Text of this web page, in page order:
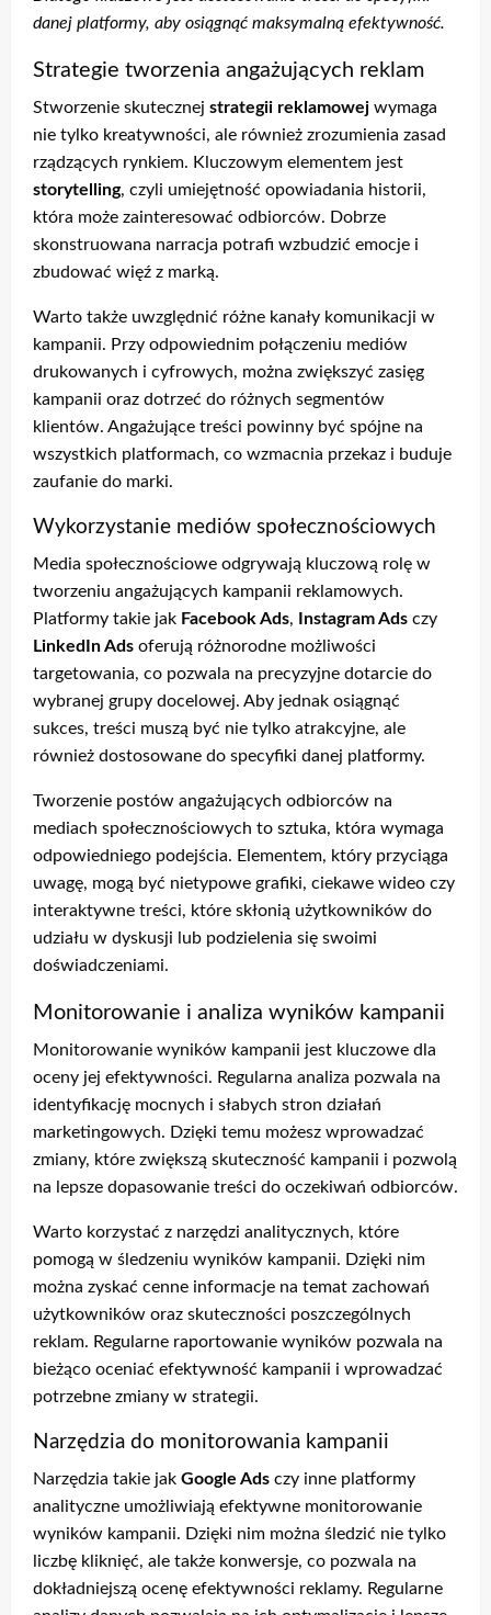
danej platformy, aby osiągnąć maksymalną efektywność.
Strategie tworzenia angażujących reklam
Stworzenie skutecznej strategii reklamowej wymaga
nie tylko kreatywności, ale również zrozumienia zasad
rządzących rynkiem. Kluczowym elementem jest
storytelling, czyli umiejętność opowiadania historii,
która może zainteresować odbiorców. Dobrze
skonstruowana narracja potrafi wzbudzić emocje i
zbudować więź z marką.
Warto także uwzględnić różne kanały komunikacji w
kampanii. Przy odpowiednim połączeniu mediów
drukowanych i cyfrowych, można zwiększyć zasięg
kampanii oraz dotrzeć do różnych segmentów
klientów. Angażujące treści powinny być spójne na
wszystkich platformach, co wzmacnia przekaz i buduje
zaufanie do marki.
Wykorzystanie mediów społecznościowych
Media społecznościowe odgrywają kluczową rolę w
tworzeniu angażujących kampanii reklamowych.
Platformy takie jak Facebook Ads, Instagram Ads czy
LinkedIn Ads oferują różnorodne możliwości
targetowania, co pozwala na precyzyjne dotarcie do
wybranej grupy docelowej. Aby jednak osiągnąć
sukces, treści muszą być nie tylko atrakcyjne, ale
również dostosowane do specyfiki danej platformy.
Tworzenie postów angażujących odbiorców na
mediach społecznościowych to sztuka, która wymaga
odpowiedniego podejścia. Elementem, który przyciąga
uwagę, mogą być nietypowe grafiki, ciekawe wideo czy
interaktywne treści, które skłonią użytkowników do
udziału w dyskusji lub podzielenia się swoimi
doświadczeniami.
Monitorowanie i analiza wyników kampanii
Monitorowanie wyników kampanii jest kluczowe dla
oceny jej efektywności. Regularna analiza pozwala na
identyfikację mocnych i słabych stron działań
marketingowych. Dzięki temu możesz wprowadzać
zmiany, które zwiększą skuteczność kampanii i pozwolą
na lepsze dopasowanie treści do oczekiwań odbiorców.
Warto korzystać z narzędzi analitycznych, które
pomogą w śledzeniu wyników kampanii. Dzięki nim
można zyskać cenne informacje na temat zachowań
użytkowników oraz skuteczności poszczególnych
reklam. Regularne raportowanie wyników pozwala na
bieżąco oceniać efektywność kampanii i wprowadzać
potrzebne zmiany w strategii.
Narzędzia do monitorowania kampanii
Narzędzia takie jak Google Ads czy inne platformy
analityczne umożliwiają efektywne monitorowanie
wyników kampanii. Dzięki nim można śledzić nie tylko
liczbę kliknięć, ale także konwersje, co pozwala na
dokładniejszą ocenę efektywności reklamy. Regularne